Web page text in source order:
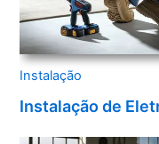
Instalação
Instalação de